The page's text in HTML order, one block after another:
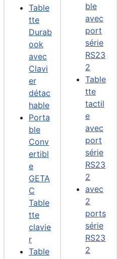
Table
tte
Durab
ook
avec
Clavi
er
détac
hable
Porta
ble
Conv
ertibl
e
GETA
C
Table
tte
clavie
r
Table
ble
avec
port
série
RS23
2
Table
tte
tactil
e
avec
port
série
RS23
2
avec
2
ports
série
RS23
2